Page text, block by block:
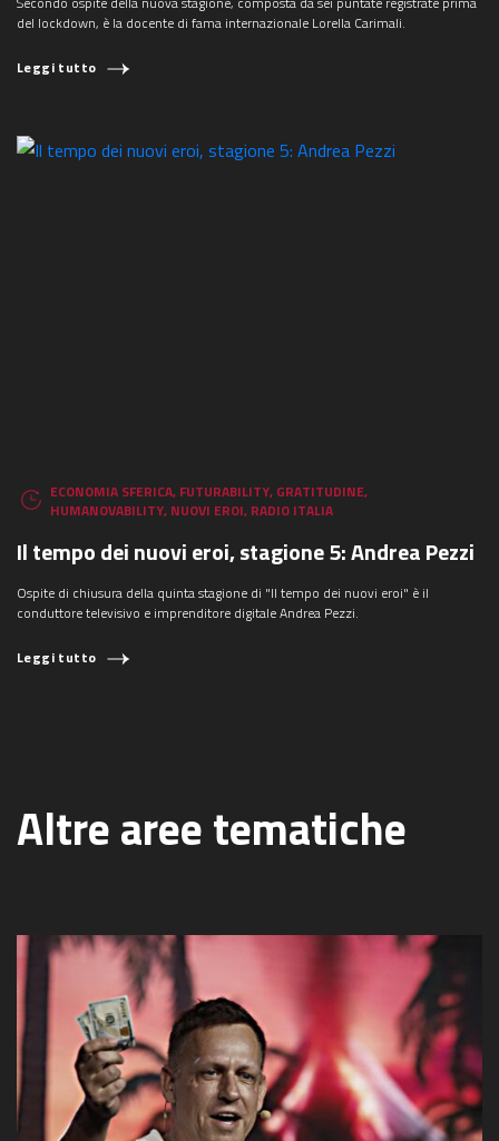
del lockdown, è la docente di fama internazionale Lorella Carimali.
Leggi tutto
ECONOMIA SFERICA, FUTURABILITY, GRATITUDINE,
HUMANOVABILITY, NUOVI EROI, RADIO ITALIA
Il tempo dei nuovi eroi, stagione 5: Andrea Pezzi
Ospite di chiusura della quinta stagione di "Il tempo dei nuovi eroi" è il
conduttore televisivo e imprenditore digitale Andrea Pezzi.
Leggi tutto
Altre aree tematiche